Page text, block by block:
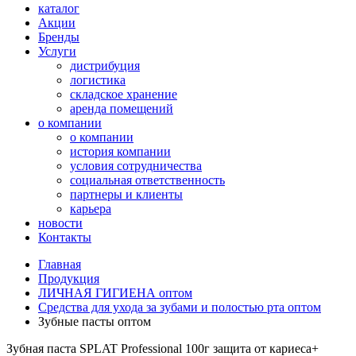
каталог
Акции
Бренды
Услуги
дистрибуция
логистика
складское хранение
аренда помещений
о компании
о компании
история компании
условия сотрудничества
социальная ответственность
партнеры и клиенты
карьера
новости
Контакты
Главная
Продукция
ЛИЧНАЯ ГИГИЕНА оптом
Средства для ухода за зубами и полостью рта оптом
Зубные пасты оптом
Зубная паста SPLAT Professional 100г защита от кариеса+